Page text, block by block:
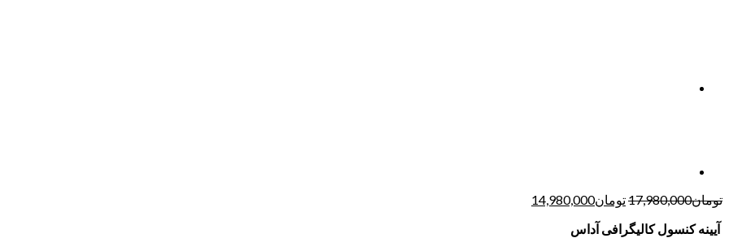
تومان17,980,000تومان14,980,000
آیینه کنسول کالیگرافی آداس